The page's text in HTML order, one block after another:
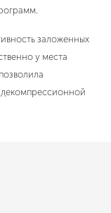
заложенных
у места
декомпрессионной